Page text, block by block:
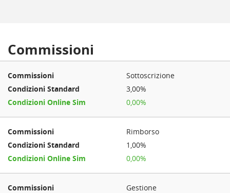
Commissioni
Sottoscrizione
3,00%
0,00%
Rimborso
1,00%
0,00%
Gestione